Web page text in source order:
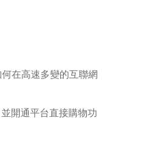
在高速多變的互聯網
開通平台直接購物功